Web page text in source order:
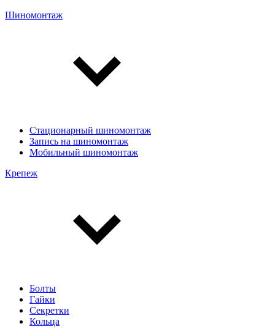
Шиномонтаж
Стационарный шиномонтаж
Запись на шиномонтаж
Мобильный шиномонтаж
Крепеж
Болты
Гайки
Секретки
Кольца